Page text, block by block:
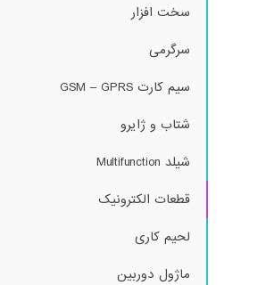
سخت افزار
سرگرمی
سیم کارت GSM – GPRS
شتاب و ژایرو
شیلد Multifunction
قطعات الکترونیک
لحیم کاری
ماژول دوربین